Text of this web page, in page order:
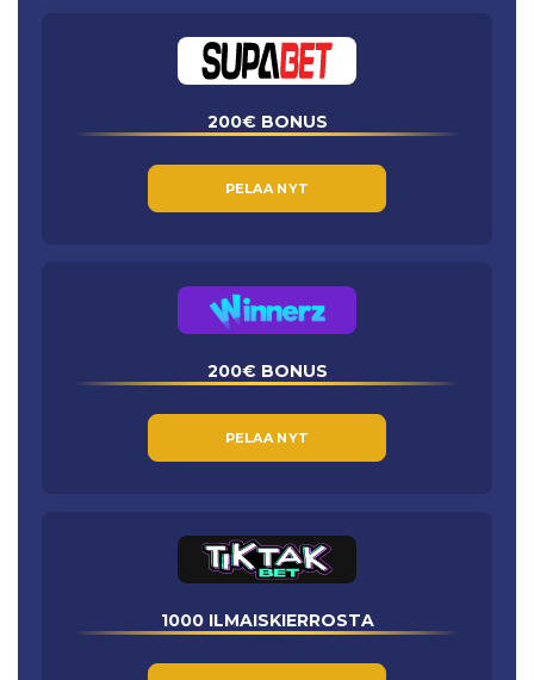
200€ BONUS
PELAA NYT
200€ BONUS
PELAA NYT
1000 ILMAISKIERROSTA